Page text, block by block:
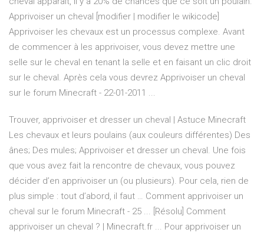
Apprivoiser un cheval [modifier | modifier le wikicode]
Apprivoiser les chevaux est un processus complexe. Avant
de commencer à les apprivoiser, vous devez mettre une
selle sur le cheval en tenant la selle et en faisant un clic droit
sur le cheval. Après cela vous devrez Apprivoiser un cheval
sur le forum Minecraft - 22-01-2011 ...
Trouver, apprivoiser et dresser un cheval | Astuce Minecraft
Les chevaux et leurs poulains (aux couleurs différentes) Des
ânes; Des mules; Apprivoiser et dresser un cheval. Une fois
que vous avez fait la rencontre de chevaux, vous pouvez
décider d’en apprivoiser un (ou plusieurs). Pour cela, rien de
plus simple : tout d’abord, il faut … Comment apprivoiser un
cheval sur le forum Minecraft - 25 ... [Résolu] Comment
apprivoiser un cheval ? | Minecraft.fr ... Pour apprivoiser un